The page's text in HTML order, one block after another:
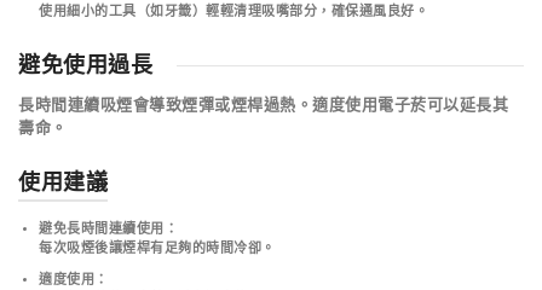
使用細小的工具（如牙籤）輕輕清理吸嘴部分，確保通風良好。
避免使用過長
長時間連續吸煙會導致煙彈或煙桿過熱。 適度使用電子菸可以延長其
壽命 。
使用建議
避免長時間連續使用
：
每次吸煙後讓煙桿有足夠的時間冷卻。
適度使用 ：